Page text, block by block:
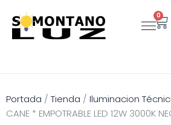
contenido
0
Portada / Tienda / Iluminacion
CANE * EMPOTRABLE LED 12W 3000K